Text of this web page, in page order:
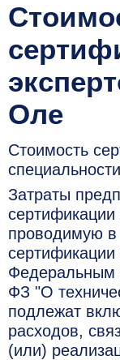
Оле
Стоимость
Затраты
сертификации
проводимую
Федеральным
ФЗ "О
подлежат
расходов,
(или)